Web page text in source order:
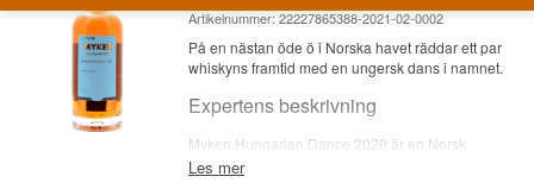
Artikelnummer: 22227865388-2021-02-0002
På en nästan öde ö i Norska havet räddar ett par
whiskyns framtid med en ungersk dans i namnet.
Expertens beskrivning
Myken Hungarian Dance 2020 är en Norsk
Single Malt Whisky, buteljerad vid 47 %,
Les mer